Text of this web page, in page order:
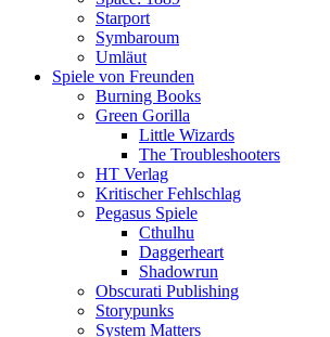
Starport
Symbaroum
Umläut
Spiele von Freunden
Burning Books
Green Gorilla
Little Wizards
The Troubleshooters
HT Verlag
Kritischer Fehlschlag
Pegasus Spiele
Cthulhu
Daggerheart
Shadowrun
Obscurati Publishing
Storypunks
System Matters